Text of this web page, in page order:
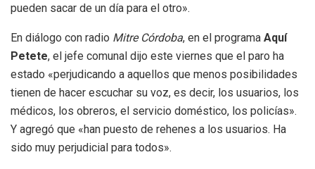
pueden sacar de un día para el otro».
En diálogo con radio Mitre Córdoba, en el programa Aquí
Petete, el jefe comunal dijo este viernes que el paro ha
estado «perjudicando a aquellos que menos posibilidades
tienen de hacer escuchar su voz, es decir, los usuarios, los
médicos, los obreros, el servicio doméstico, los policías».
Y agregó que «han puesto de rehenes a los usuarios. Ha
sido muy perjudicial para todos».